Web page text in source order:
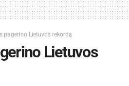
pagerino Lietuvos rekordą
Lietuvos